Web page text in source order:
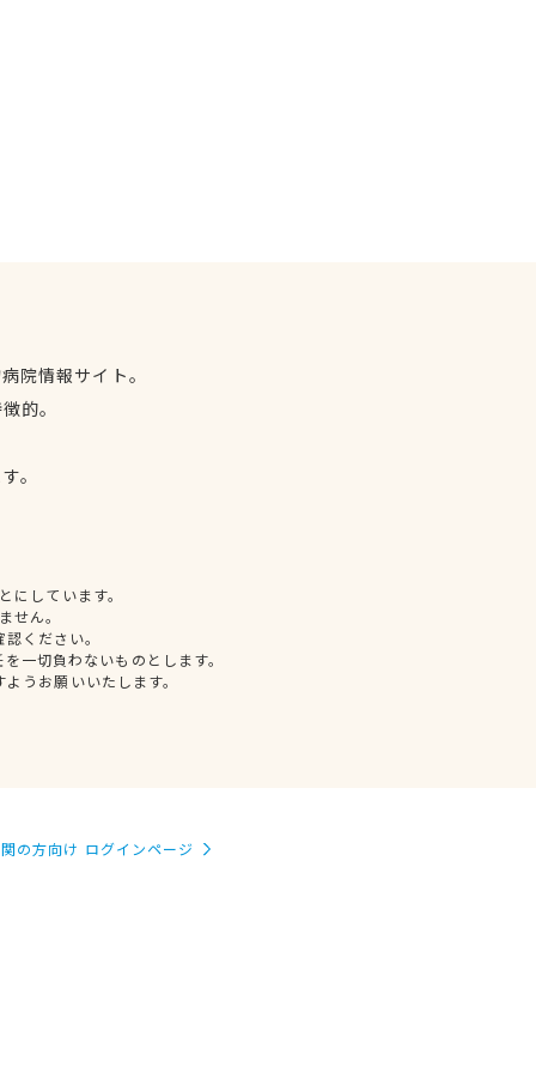
院情報サイト。
的。
。
しています。
せん。
ください。
一切負わないものとします。
うお願いいたします。
の方向け ログインページ